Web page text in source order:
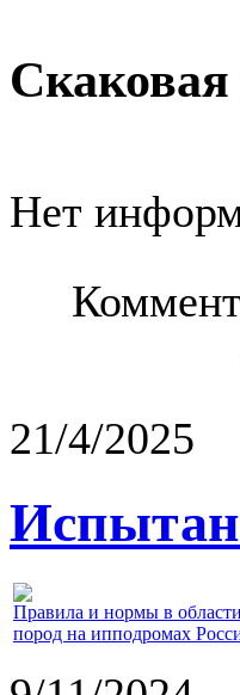
Скаковая
Нет
21/4/2025
Правила и нормы в
пород на ипподромах